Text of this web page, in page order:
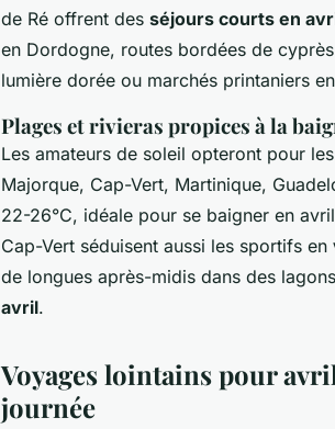
de Ré offrent des séjours courts en
en Dordogne, routes bordées de
lumière dorée ou marchés printaniers
Plages et rivieras propices à la
Les amateurs de soleil opteront pour les
Majorque, Cap-Vert, Martinique,
22-26°C, idéale pour se baigner en
Cap-Vert séduisent aussi les sportifs en
de longues après-midis dans des
avril.
Voyages lointains pour
journée